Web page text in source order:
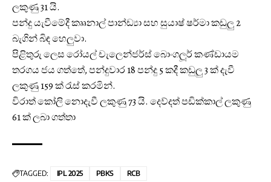
ලකුණු 31 යි.
පන්දු යැවීමේදී කෲනාල් පාන්ඩ්‍යා සහ සුයාෂ් ෂර්මා කඩුලු 2
බැගින් බිඳ හෙලුවා.
පිළිතුරු ලෙස රෝයල් චැලෙන්ජර්ස් බොංගලූර් කණ්ඩායම
තරගය ජය ගත්තේ, පන්දුවාර 18 පන්දු 5 කදී කඩුලු 3 ක් දැවී
ලකුණු 159 ක් රැස් කරමින්.
විරාත් කෝලි නොදැවී ලකුණු 73 යි. දෙව්දත් පඩික්කාල් ලකුණු
61 ක් ලබා ගත්තා
TAGGED: IPL 2025 PBKS RCB